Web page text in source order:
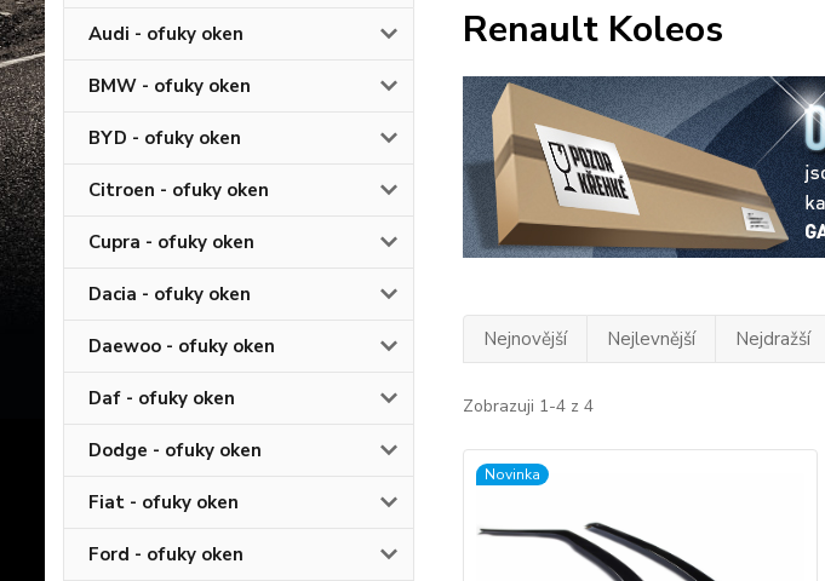
Audi - ofuky oken
BMW - ofuky oken
BYD - ofuky oken
Citroen - ofuky oken
Cupra - ofuky oken
Dacia - ofuky oken
Daewoo - ofuky oken
Daf - ofuky oken
Dodge - ofuky oken
Fiat - ofuky oken
Ford - ofuky oken
Renault Koleos
Nejnovější Nejlevnější Nejdražší
Zobrazuji 1-4 z 4
Novinka